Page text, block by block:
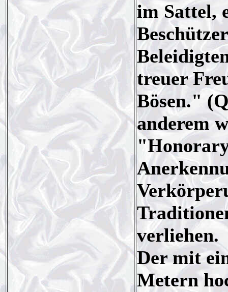
im Sattel,
treuer
Bösen."
anderem
verliehen.
Der mit
Metern